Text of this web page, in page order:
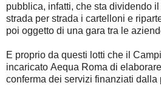
pubblica, infatti, che sta dividendo
strada per strada i cartelloni e
poi oggetto di una gara tra le
E proprio da questi lotti che il
incaricato Aequa Roma di
conferma dei servizi finanziati dalla